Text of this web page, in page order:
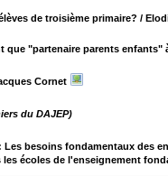
de troisième primaire? /
que "partenaire parents enfants"
Cornet
du DAJEP)
besoins fondamentaux des
écoles de l'enseignement